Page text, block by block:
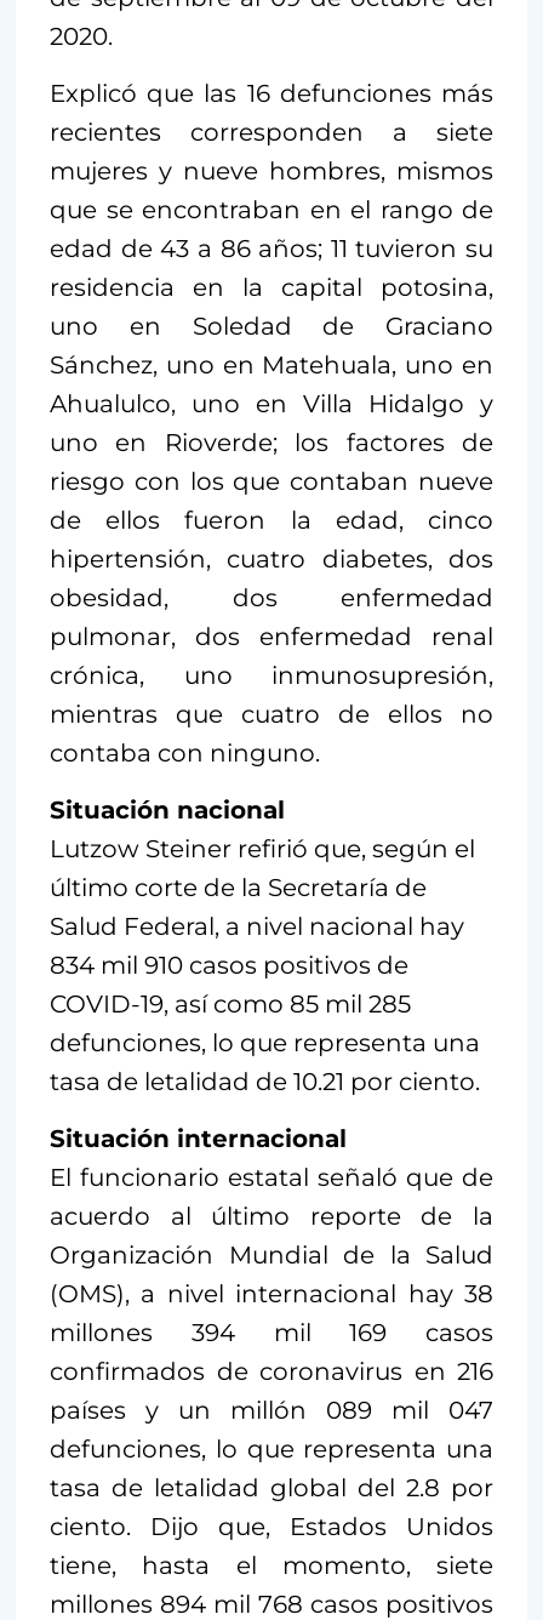
2020.
Explicó que las 16 defunciones más
recientes corresponden a siete
mujeres y nueve hombres, mismos
que se encontraban en el rango de
edad de 43 a 86 años; 11 tuvieron su
residencia en la capital potosina,
uno en Soledad de Graciano
Sánchez, uno en Matehuala, uno en
Ahualulco, uno en Villa Hidalgo y
uno en Rioverde; los factores de
riesgo con los que contaban nueve
de ellos fueron la edad, cinco
hipertensión, cuatro diabetes, dos
obesidad, dos enfermedad
pulmonar, dos enfermedad renal
crónica, uno inmunosupresión,
mientras que cuatro de ellos no
contaba con ninguno.
Situación nacional
Lutzow Steiner refirió que, según el
último corte de la Secretaría de
Salud Federal, a nivel nacional hay
834 mil 910 casos positivos de
COVID-19, así como 85 mil 285
defunciones, lo que representa una
tasa de letalidad de 10.21 por ciento.
Situación internacional
El funcionario estatal señaló que de
acuerdo al último reporte de la
Organización Mundial de la Salud
(OMS), a nivel internacional hay 38
millones 394 mil 169 casos
confirmados de coronavirus en 216
países y un millón 089 mil 047
defunciones, lo que representa una
tasa de letalidad global del 2.8 por
ciento. Dijo que, Estados Unidos
tiene, hasta el momento, siete
millones 894 mil 768 casos positivos